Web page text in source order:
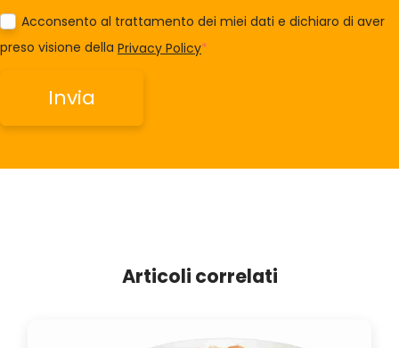
Acconsento al trattamento dei miei dati e dichiaro di aver
preso visione della Privacy Policy*
Articoli correlati